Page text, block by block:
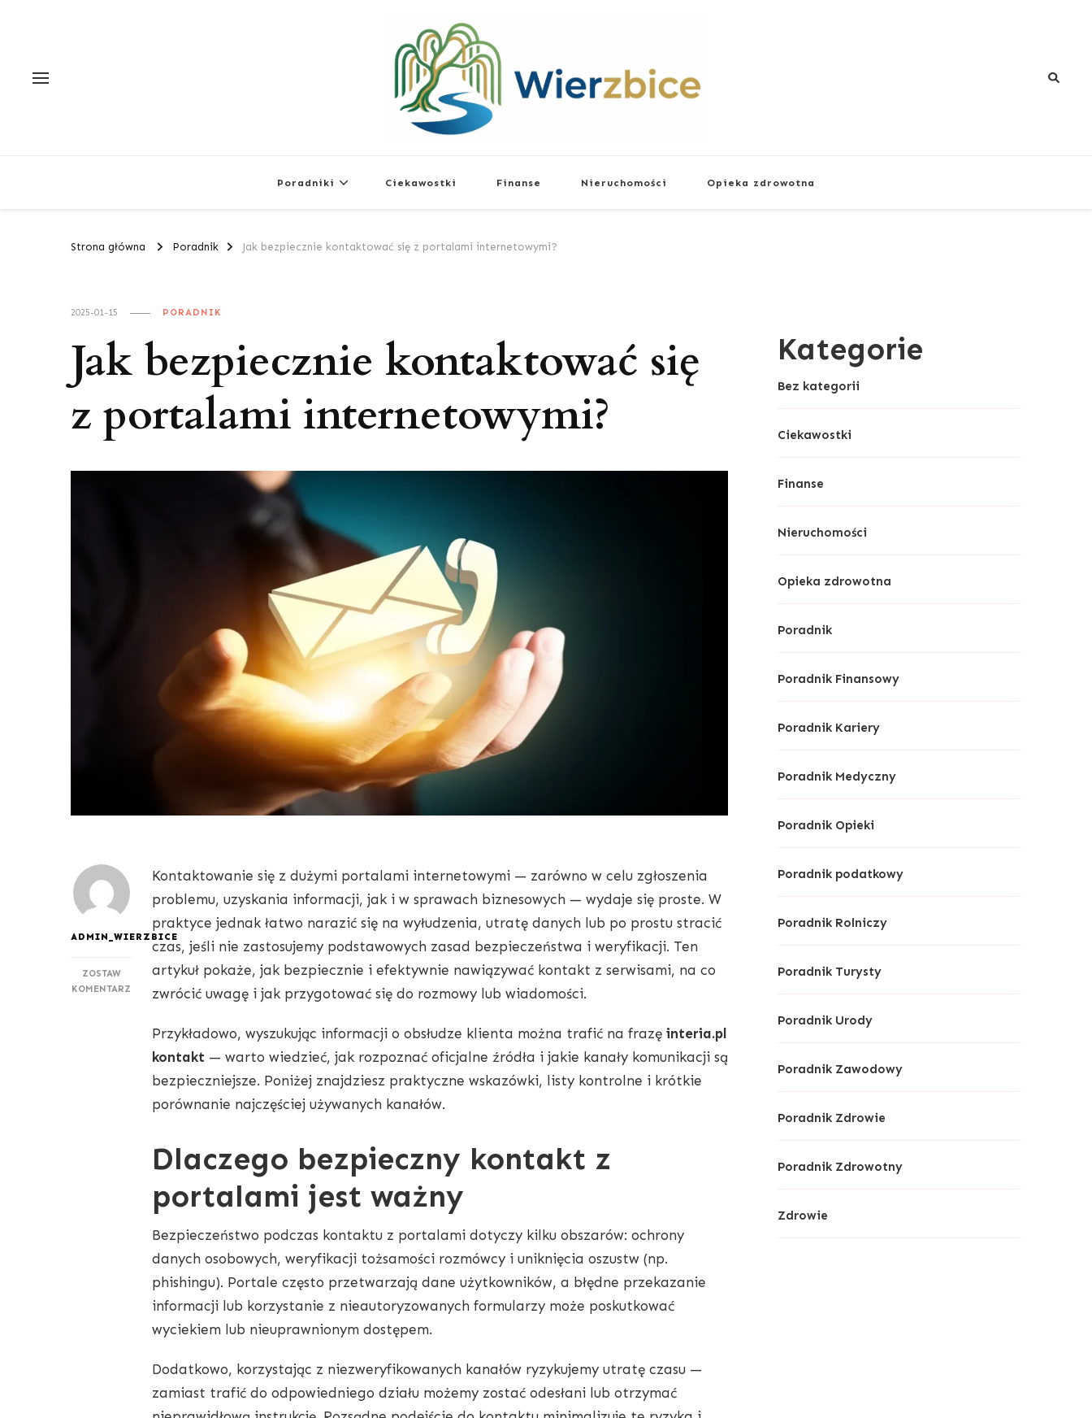
Poradniki Ciekawostki Finanse Nieruchomości Opieka zdrowotna
Strona główna Poradnik Jak bezpiecznie kontaktować się z portalami internetowymi?
2025-01-15 PORADNIK
Jak bezpiecznie kontaktować się
z portalami internetowymi?
ADMIN_WIERZBICE
ZOSTAW
KOMENTARZ
KONTAKTOWAĆ
PORTALAMI
Kontaktowanie się z dużymi portalami internetowymi — zarówno w celu zgłoszenia
problemu, uzyskania informacji, jak i w sprawach biznesowych — wydaje się proste. W
praktyce jednak łatwo narazić się na wyłudzenia, utratę danych lub po prostu stracić
czas, jeśli nie zastosujemy podstawowych zasad bezpieczeństwa i weryfikacji. Ten
artykuł pokaże, jak bezpiecznie i efektywnie nawiązywać kontakt z serwisami, na co
zwrócić uwagę i jak przygotować się do rozmowy lub wiadomości.
Przykładowo, wyszukując informacji o obsłudze klienta można trafić na frazę interia.pl
kontakt — warto wiedzieć, jak rozpoznać oficjalne źródła i jakie kanały komunikacji są
bezpieczniejsze. Poniżej znajdziesz praktyczne wskazówki, listy kontrolne i krótkie
porównanie najczęściej używanych kanałów.
Dlaczego bezpieczny kontakt z
portalami jest ważny
Bezpieczeństwo podczas kontaktu z portalami dotyczy kilku obszarów: ochrony
danych osobowych, weryfikacji tożsamości rozmówcy i uniknięcia oszustw (np.
phishingu). Portale często przetwarzają dane użytkowników, a błędne przekazanie
informacji lub korzystanie z nieautoryzowanych formularzy może poskutkować
wyciekiem lub nieuprawnionym dostępem.
Dodatkowo, korzystając z niezweryfikowanych kanałów ryzykujemy utratę czasu —
zamiast trafić do odpowiedniego działu możemy zostać odesłani lub otrzymać
Kategorie
Bez kategorii
Ciekawostki
Finanse
Nieruchomości
Opieka zdrowotna
Poradnik
Poradnik Finansowy
Poradnik Kariery
Poradnik Medyczny
Poradnik Opieki
Poradnik podatkowy
Poradnik Rolniczy
Poradnik Turysty
Poradnik Urody
Poradnik Zawodowy
Poradnik Zdrowie
Poradnik Zdrowotny
Zdrowie